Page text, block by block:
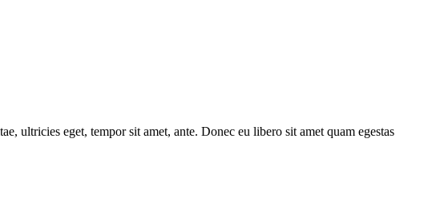
ultricies eget, tempor sit amet, ante. Donec eu libero sit amet quam egestas